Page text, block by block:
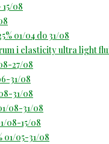
08
01/04 do 31/08
i elasticity ultra light
27/08
31/08
31/08
08-31/08
08-15/08
01/05-31/08